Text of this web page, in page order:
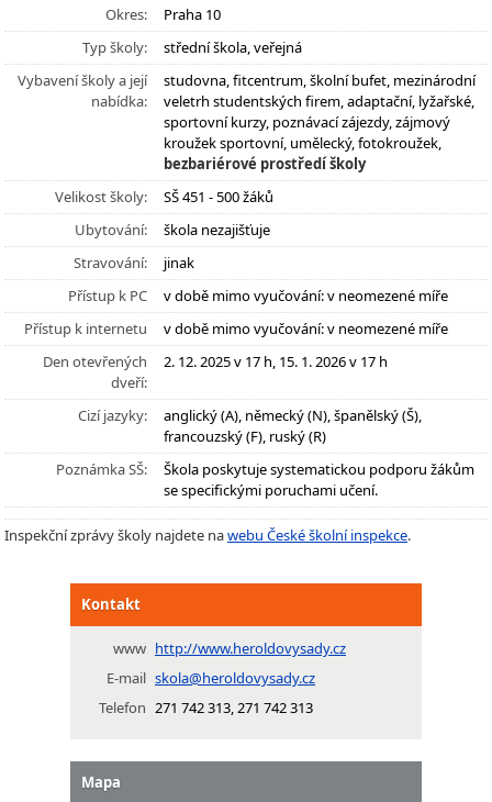
Okres:
Praha 10
Typ školy:
střední škola, veřejná
Vybavení školy a její
nabídka:
studovna, fitcentrum, školní bufet, mezinárodní
veletrh studentských firem, adaptační, lyžařské,
sportovní kurzy, poznávací zájezdy, zájmový
kroužek sportovní, umělecký, fotokroužek,
bezbariérové prostředí školy
Velikost školy:
SŠ 451 - 500 žáků
Ubytování:
škola nezajišťuje
Stravování:
jinak
Přístup k PC
v době mimo vyučování: v neomezené míře
Přístup k internetu
v době mimo vyučování: v neomezené míře
Den otevřených
dveří:
2. 12. 2025 v 17 h, 15. 1. 2026 v 17 h
Cizí jazyky:
anglický (A), německý (N), španělský (Š),
francouzský (F), ruský (R)
Poznámka SŠ:
Škola poskytuje systematickou podporu žákům
se specifickými poruchami učení.
Inspekční zprávy školy najdete nawebu České školní inspekce.
Kontakt
www http://www.heroldovysady.cz
E-mail skola@heroldovysady.cz
Telefon 271 742 313, 271 742 313
Mapa